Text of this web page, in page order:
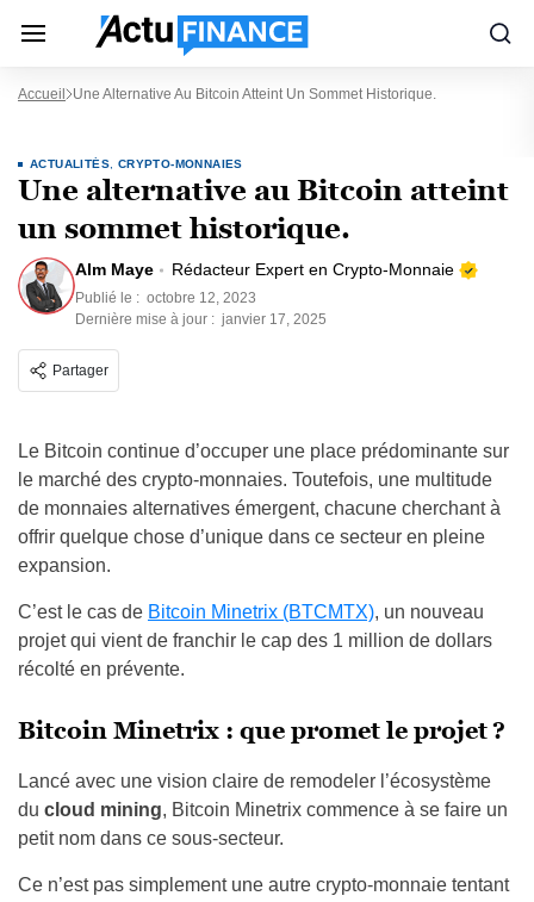
Accueil Une Alternative Au Bitcoin Atteint Un Sommet Historique.
ACTUALITÉS CRYPTO-MONNAIES
Une alternative au Bitcoin atteint
un sommet historique.
Alm Maye Rédacteur Expert en Crypto-Monnaie
Publié le : octobre 12, 2023
Dernière mise à jour : janvier 17, 2025
Partager
Le Bitcoin continue d’occuper une place prédominante sur
le marché des crypto-monnaies. Toutefois, une multitude
de monnaies alternatives émergent, chacune cherchant à
offrir quelque chose d’unique dans ce secteur en pleine
expansion.
C’est le cas de Bitcoin Minetrix (BTCMTX), un nouveau
projet qui vient de franchir le cap des 1 million de dollars
récolté en prévente.
Bitcoin Minetrix : que promet le projet ?
Lancé avec une vision claire de remodeler l’écosystème
du cloud mining, Bitcoin Minetrix commence à se faire un
petit nom dans ce sous-secteur.
Ce n’est pas simplement une autre crypto-monnaie tentant